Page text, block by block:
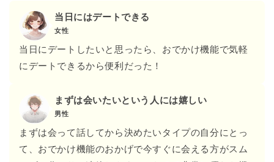
当日にはデートできる
女性
当日にデートしたいと思ったら、おでかけ機能で気軽
にデートできるから便利だった！
まずは会いたいという人には嬉しい
男性
まずは会って話してから決めたいタイプの自分にとっ
て、おでかけ機能のおかげで今すぐに会える方がスム